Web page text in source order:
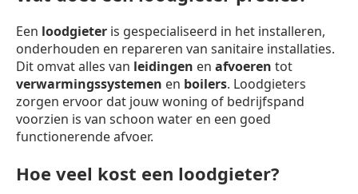
Een loodgieter is gespecialiseerd in het installeren,
onderhouden en repareren van sanitaire installaties.
Dit omvat alles van leidingen en afvoeren tot
verwarmingssystemen en boilers. Loodgieters
zorgen ervoor dat jouw woning of bedrijfspand
voorzien is van schoon water en een goed
functionerende afvoer.
Hoe veel kost een loodgieter?